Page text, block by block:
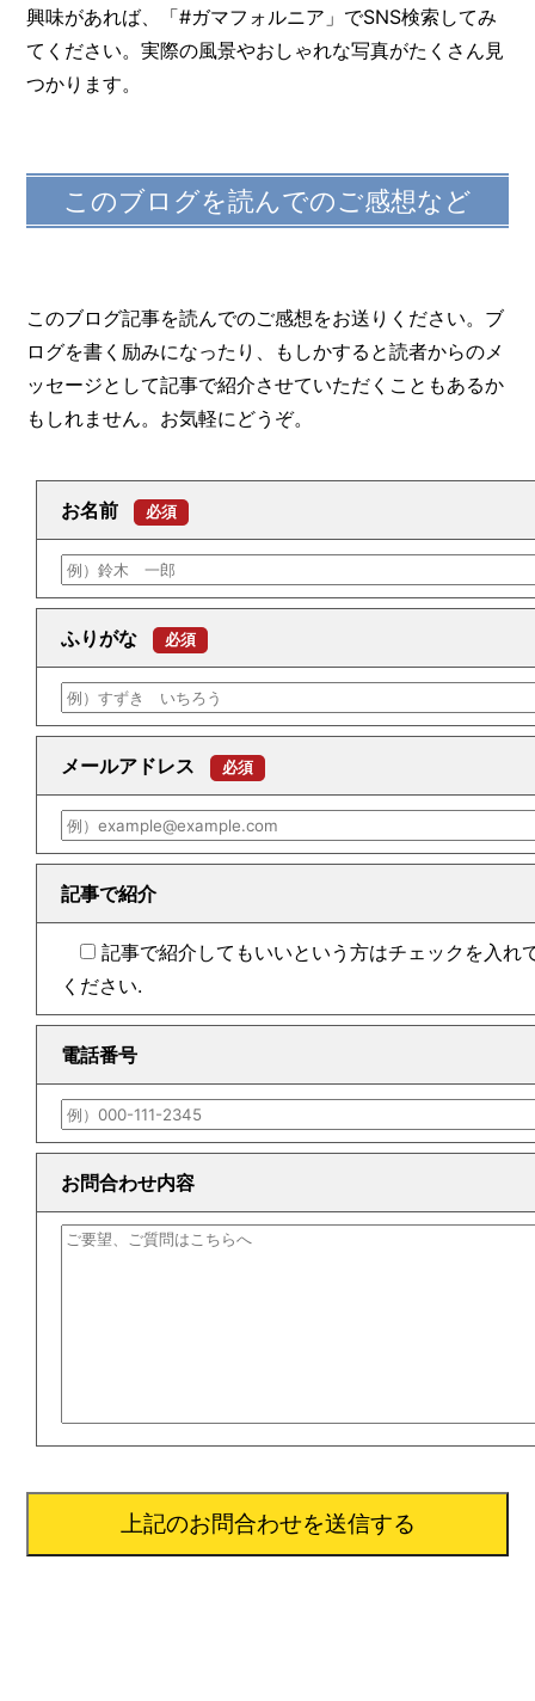
興味があれば、「#ガマフォルニア」でSNS検索してみ
てください。実際の風景やおしゃれな写真がたくさん見
つかります。
このブログを読んでのご感想など
このブログ記事を読んでのご感想をお送りください。ブ
ログを書く励みになったり、もしかすると読者からのメ
ッセージとして記事で紹介させていただくこともあるか
もしれません。お気軽にどうぞ。
お名前 必須
ふりがな 必須
メールアドレス 必須
記事で紹介
記事で紹介してもいいという方はチェックを入れ
ください.
電話番号
お問合わせ内容